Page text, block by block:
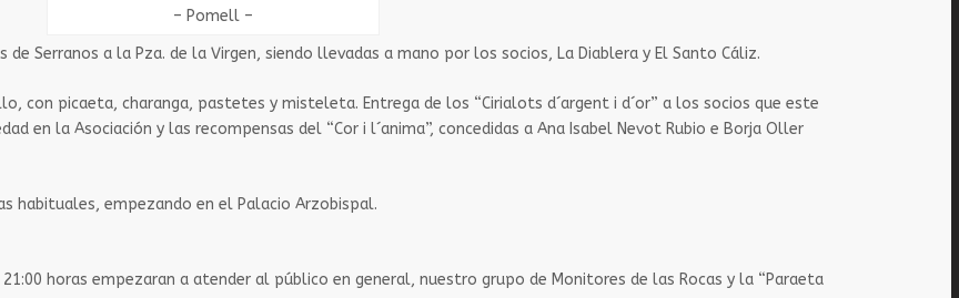
– Pomell –
de Serranos a la Pza. de la Virgen, siendo llevadas a mano por los socios, La Diablera y El Santo Cáliz.
con picaeta, charanga, pastetes y misteleta. Entrega de los “Cirialots d´argent i d´or” a los socios que este
en la Asociación y las recompensas del “Cor i l´anima”, concedidas a Ana Isabel Nevot Rubio e Borja Oller
habituales, empezando en el Palacio Arzobispal.
21:00 horas empezaran a atender al público en general, nuestro grupo de Monitores de las Rocas y la “Paraeta